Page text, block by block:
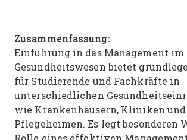
Zusammenfassung:
Einführung in das Management im
Gesundheitswesen bietet
für Studierende und Fachkräfte in
unterschiedlichen
wie Krankenhäusern, Kliniken und
Pflegeheimen. Es legt besonderen